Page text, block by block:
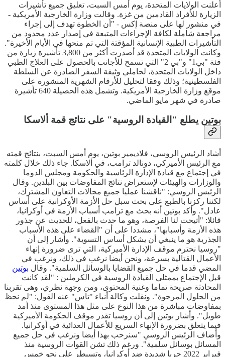
أعلنت الولايات المتحدة، يوم أمس السبت، تعليق جميع تأشيرات
الزيارة للأفراد القادمين من غزة. وقالت وزارة الخارجية الأمريكية -
في منشور لها على منصة إكس - "أن الخطوة تهدف إلى إجراء
مراجعة شاملة لكافة الإجراءات المتبعة في إصدار عدد محدود من
التأشيرات الطبية الإنسانية المؤقتة التي تم منحها في الأيام الأخيرة".
وكانت الولايات المتحدة قد أصدرت أكثر من 3,800 تأشيرة زيارة من
فئة "بي1" و"بي 2" التي تسمح للأجانب بالحصول على العلاج الطبي
داخل الولايات المتحدة، لحاملي وثيقة السفر الصادرة عن السلطة
الفلسطينية؛ وذلك وفقا لتحليل للأرقام الشهرية المنشورة على
موقع وزارة الخارجية الأمريكية. وتشمل هذه الحصيلة 640 تأشيرة
صادرة في شهر مايو الماضي.
بوتين يطلع "القيادة الروسية" على نتائج قمة ألاسكا
أشاد الرئيس الروسي، فلاديمير بوتين، يوم أمس السبت، بنتائج قمته
مع الرئيس الأميركي، دونالد ترامب، في ألاسكا. جاء ذلك خلال كلمته
في إجتماع مع قيادة الإدارة الرئاسية والحكومة ومجلس الدوما
والوزارات والهيئات لإستعراض نتائج المفاوضات بين البلدين. وقال
الرئيس الروسي: "ناقشنا عمليا جميع مجالات التعاون المشترك،
لكننا ركزنا بالطبع على بحث سبل حل الأزمة الأوكرانية على أساس
عادل". وأكد بوتين أنه بحث مع ترامب أسباب الأزمة في أوكرانيا،
قائلا: "أتيحت لنا الفرصة، وهو ما حدث بالفعل، للحديث عن جذور
هذه الأزمة وأسبابها"، مشددا على أن "القضاء على هذه الأسباب
الجذرية هو ما ينبغي أن يشكل أساس التسوية". وأشار إلى أن
"روسيا نحترم موقف الإدارة الأميركية، التي ترى ضرورة إنهاء
الأعمال القتالية بسرعة، ونحن أيضا نرغب في ذلك، ونرغب في
المضي قدما في حل جميع القضايا بالوسائل السلمية". وقال بوتين
قبل الإجتماع بممثلي القيادة الروسية في الكرملين : "لقد كانت
المحادثة صريحة تماما وغنية المحتوى، ومن وجهة نظري، وهى تقربنا
من الحلول المرجوة". ونقلت وكالة أنباء "تاس" عنه القول: "لم نحظ
بمفاوضات مباشرة من هذا النوع على مثل هذا المستوى منذ أمد
طويل". وأشار بوتين إلى أن روسيا تقدر موقف الحكومة الأميركية
فيما يتعلق بضرورة الإنهاء السريع للأعمال العدائية في أوكرانيا.
وأضاف الرئيس الروسي "سنرحب بهذا أيضا ونرغب في حل جميع
المسائل بوسائل سلمية". ورغم ذلك تشن القوات الروسية منذ
فبراير 2022 حربا شديدة ضد أوكرانيا، وتسيطر على نحو خمس